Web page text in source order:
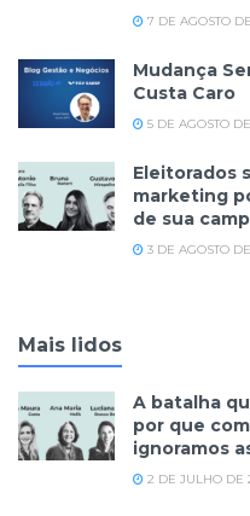
7 DE AGOSTO
Mudança
Custa Caro
5 DE AGOSTO
Eleitorados
marketing
de sua
3 DE AGOSTO
Mais lidos
A batalha
por que
ignoramos
2 DE JULHO DE